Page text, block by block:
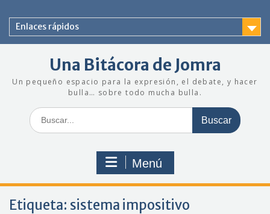
contenido
Enlaces rápidos
Una Bitácora de Jomra
Un pequeño espacio para la expresión, el debate, y hacer
bulla… sobre todo mucha bulla.
Buscar:
Menú
Etiqueta: sistema impositivo